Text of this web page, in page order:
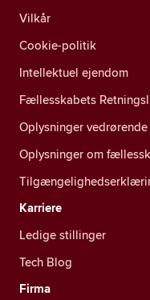
Vilkår
Cookie-politik
Intellektuel ejendom
Fællesskabets
Oplysninger
Oplysninger om
Karriere
Ledige stillinger
Tech Blog
Firma